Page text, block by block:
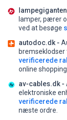
lamper, pærer
ved at besøge
autodoc.dk -
bremseklodser
verificerede
online shopping.
av-cables.dk -
elektroniske
verificerede
næste ordre.